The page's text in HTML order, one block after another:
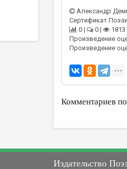
Александр
Сертификат
0 |
0 | 1813
Произведение
Произведение
Комментариев
Издательство